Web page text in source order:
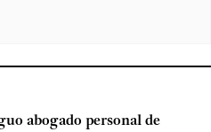
abogado personal de